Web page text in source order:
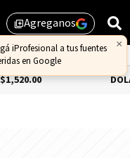
library_addAgreganos
DÓLAR BLUE-